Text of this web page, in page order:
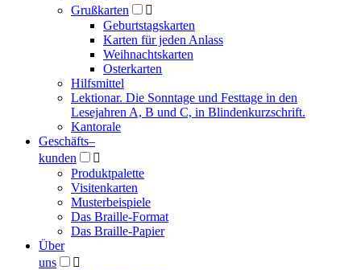
Grußkarten

Geburtstagskarten
Karten für jeden Anlass
Weihnachtskarten
Osterkarten
Hilfsmittel
Lektionar. Die Sonntage und Festtage in den
Lesejahren A, B und C, in Blindenkurzschrift.
Kantorale
Geschäfts­–
kunden

Produktpalette
Visitenkarten
Musterbeispiele
Das Braille-Format
Das Braille-Papier
Über
uns
